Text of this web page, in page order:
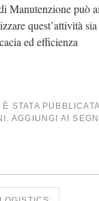
Manutenzione può
quest’attività
ed efficienza
STATA
. AGGIUNGI AI